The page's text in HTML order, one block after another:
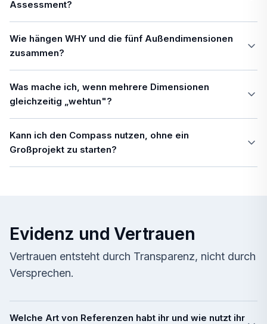
Assessment?
Wie hängen WHY und die fünf Außendimensionen
zusammen?
Was mache ich, wenn mehrere Dimensionen
gleichzeitig „wehtun"?
Kann ich den Compass nutzen, ohne ein
Großprojekt zu starten?
Evidenz und Vertrauen
Vertrauen entsteht durch Transparenz, nicht durch
Versprechen.
Welche Art von Referenzen habt ihr und wie nutzt ihr